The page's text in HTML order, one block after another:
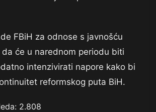
FBiH za odnose s javnošću
da će u narednom periodu biti
intenzivirati napore kako bi
reformskog puta BiH.
2.808